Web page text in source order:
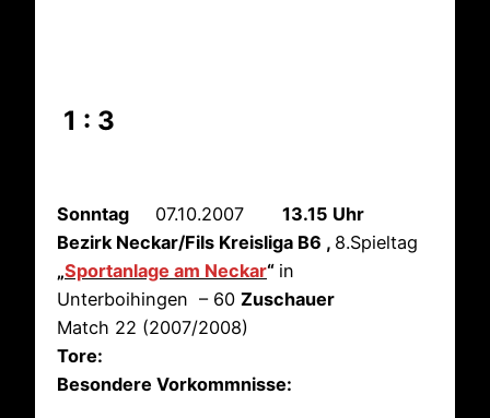
1 : 3
Sonntag 07.10.2007 13.15 Uhr
Bezirk Neckar/Fils Kreisliga B6 , 8.Spieltag
„Sportanlage am Neckar“ in
Unterboihingen – 60 Zuschauer
Match 22 (2007/2008)
Tore:
Besondere Vorkommnisse: